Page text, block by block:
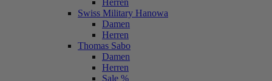
Herren
Swiss Military Hanowa
Damen
Herren
Thomas Sabo
Damen
Herren
Sale %